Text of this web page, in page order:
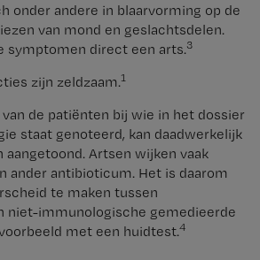
onder andere in blaarvorming op de
van mond en geslachtsdelen.
symptomen direct een arts.3
zijn zeldzaam.1
de patiënten bij wie in het dossier
staat genoteerd, kan daadwerkelijk
aangetoond. Artsen wijken vaak
ander antibioticum. Het is daarom
te maken tussen
niet-immunologische gemedieerde
met een huidtest.4